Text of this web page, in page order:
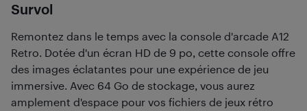
Survol
Remontez dans le temps avec la console d'arcade A12
Retro. Dotée d'un écran HD de 9 po, cette console offre
des images éclatantes pour une expérience de jeu
immersive. Avec 64 Go de stockage, vous aurez
amplement d'espace pour vos fichiers de jeux rétro